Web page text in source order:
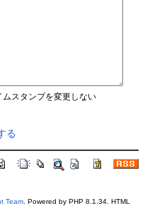
ムスタンプを変更しない
る
Team. Powered by PHP 8.1.34. HTML